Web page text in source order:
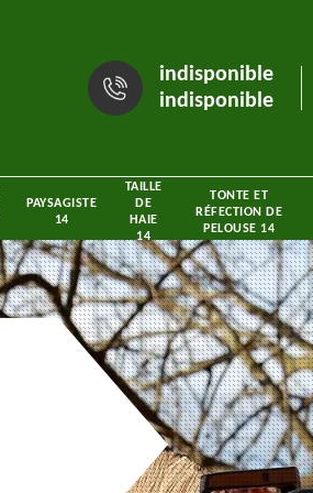
indisponible
indisponible
PAYSAGISTE
14
TAILLE
DE
HAIE
14
TONTE ET
RÉFECTION DE
PELOUSE 14